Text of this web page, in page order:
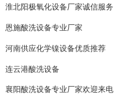
淮北阳极氧化设备厂家诚信服务
恩施酸洗设备专业厂家
河南供应化学镍设备优质推荐
连云港酸洗设备
襄阳酸洗设备专业厂家欢迎来电